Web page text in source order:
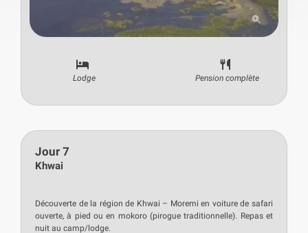
Lodge Pension complète
Jour 7
Khwai
Découverte de la région de Khwai – Moremi en voiture de safari
ouverte, à pied ou en mokoro (pirogue traditionnelle). Repas et
nuit au camp/lodge.